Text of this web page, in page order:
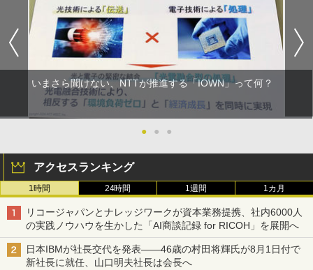
いまさら聞けない、NTTが推進する「IOWN」って何？
● ● ●
アクセスランキング
1時間 24時間 1週間 1カ月
リコージャパンとナレッジワークが資本業務提携、社内6000人
の実践ノウハウを生かした「AI商談記録 for RICOH」を展開へ
日本IBMが社長交代を発表――46歳の村田将輝氏が8月1日付で
新社長に就任、山口明夫社長は会長へ